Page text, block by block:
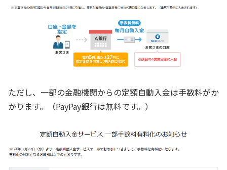
ただし、一部の金融機関からの定額自動入金は手数料がか
かります。（PayPay銀行は無料です。）